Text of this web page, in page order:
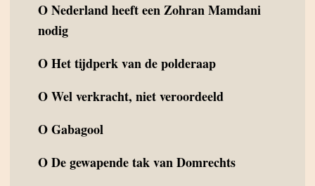
ONederland heeft een Zohran Mamdani
nodig
OHet tijdperk van de polderaap
OWel verkracht, niet veroordeeld
OGabagool
ODe gewapende tak van Domrechts